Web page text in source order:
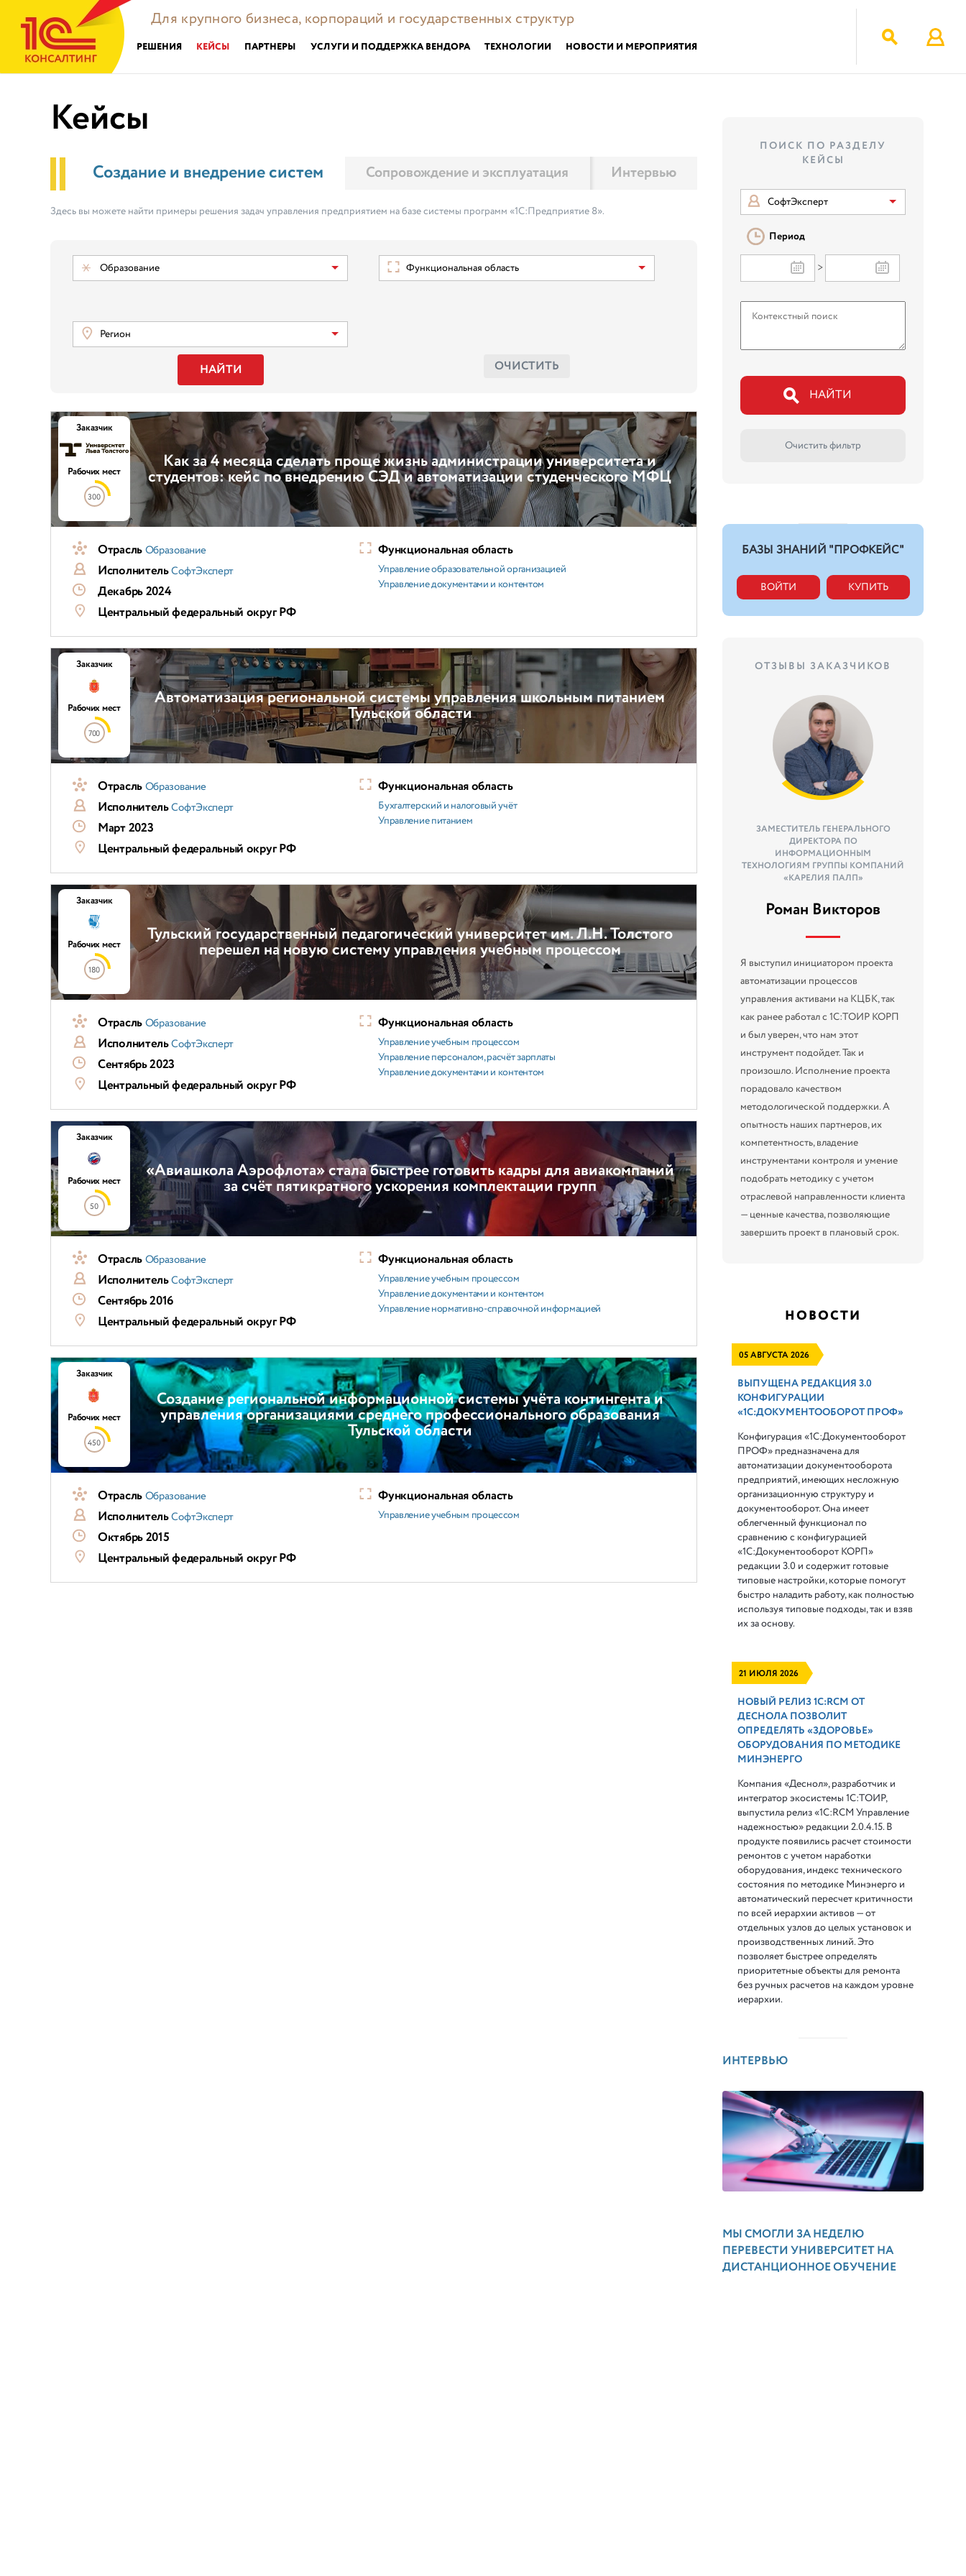
Для крупного бизнеса, корпораций и государственных структур
РЕШЕНИЯ КЕЙСЫ ПАРТНЕРЫ УСЛУГИ И ПОДДЕРЖКА ВЕНДОРА ТЕХНОЛОГИИ НОВОСТИ И МЕРОПРИЯТИЯ
Кейсы
Создание и внедрение систем Сопровождение и эксплуатация Интервью
Здесь вы можете найти примеры решения задач управления предприятием на базе системы программ «1С:Предприятие 8».
Образование
Регион
Функциональная область
НАЙТИ ОЧИСТИТЬ
Как за 4 месяца сделать проще жизнь администрации университета и
студентов: кейс по внедрению СЭД и автоматизации студенческого МФЦ
Заказчик
Рабочих мест
300
ОтрасльОбразование
ИсполнительСофтЭксперт
Декабрь 2024
Центральный федеральный округ РФ
Функциональная область
Управление образовательной организацией
Управление документами и контентом
Автоматизация региональной системы управления школьным питанием
Тульской области
Заказчик
Рабочих мест
700
ОтрасльОбразование
ИсполнительСофтЭксперт
Март 2023
Центральный федеральный округ РФ
Функциональная область
Бухгалтерский и налоговый учёт
Управление питанием
Тульский государственный педагогический университет им. Л.Н. Толстого
перешел на новую систему управления учебным процессом
Заказчик
Рабочих мест
180
ОтрасльОбразование
ИсполнительСофтЭксперт
Сентябрь 2023
Центральный федеральный округ РФ
Функциональная область
Управление учебным процессом
Управление персоналом, расчёт зарплаты
Управление документами и контентом
«Авиашкола Аэрофлота» стала быстрее готовить кадры для авиакомпаний
за счёт пятикратного ускорения комплектации групп
Заказчик
Рабочих мест
50
ОтрасльОбразование
ИсполнительСофтЭксперт
Сентябрь 2016
Центральный федеральный округ РФ
Функциональная область
Управление учебным процессом
Управление документами и контентом
Управление нормативно-справочной информацией
Создание региональной информационной системы учёта контингента и
управления организациями среднего профессионального образования
Тульской области
Заказчик
Рабочих мест
450
ОтрасльОбразование
ИсполнительСофтЭксперт
Октябрь 2015
Центральный федеральный округ РФ
Функциональная область
Управление учебным процессом
ПОИСК ПО РАЗДЕЛУ
КЕЙСЫ
СофтЭксперт
Период
>
НАЙТИ
Очистить фильтр
БАЗЫ ЗНАНИЙ "ПРОФКЕЙС"
ВОЙТИ КУПИТЬ
ОТЗЫВЫ ЗАКАЗЧИКОВ
ЗАМЕСТИТЕЛЬ ГЕНЕРАЛЬНОГО
ДИРЕКТОРА ПО
ИНФОРМАЦИОННЫМ
ТЕХНОЛОГИЯМ ГРУППЫ КОМПАНИЙ
«КАРЕЛИЯ ПАЛП»
Роман Викторов
Я выступил инициатором проекта
автоматизации процессов
управления активами на КЦБК, так
как ранее работал с 1С:ТОИР КОРП
и был уверен, что нам этот
инструмент подойдет. Так и
произошло. Исполнение проекта
порадовало качеством
методологической поддержки. А
опытность наших партнеров, их
компетентность, владение
инструментами контроля и умение
подобрать методику с учетом
отраслевой направленности клиента
— ценные качества, позволяющие
завершить проект в плановый срок.
НОВОСТИ
05 АВГУСТА 2026
ВЫПУЩЕНА РЕДАКЦИЯ 3.0
КОНФИГУРАЦИИ
«1С:ДОКУМЕНТООБОРОТ ПРОФ»
Конфигурация «1С:Документооборот
ПРОФ» предназначена для
автоматизации документооборота
предприятий, имеющих несложную
организационную структуру и
документооборот. Она имеет
облегченный функционал по
сравнению с конфигурацией
«1С:Документооборот КОРП»
редакции 3.0 и содержит готовые
типовые настройки, которые помогут
быстро наладить работу, как полностью
используя типовые подходы, так и взяв
их за основу.
21 ИЮЛЯ 2026
НОВЫЙ РЕЛИЗ 1С:RCM ОТ
ДЕСНОЛА ПОЗВОЛИТ
ОПРЕДЕЛЯТЬ «ЗДОРОВЬЕ»
ОБОРУДОВАНИЯ ПО МЕТОДИКЕ
МИНЭНЕРГО
Компания «Деснол», разработчик и
интегратор экосистемы 1С:ТОИР,
выпустила релиз «1С:RCM Управление
надежностью» редакции 2.0.4.15. В
продукте появились расчет стоимости
ремонтов с учетом наработки
оборудования, индекс технического
состояния по методике Минэнерго и
автоматический пересчет критичности
по всей иерархии активов — от
отдельных узлов до целых установок и
производственных линий. Это
позволяет быстрее определять
приоритетные объекты для ремонта
без ручных расчетов на каждом уровне
иерархии.
ИНТЕРВЬЮ
МЫ СМОГЛИ ЗА НЕДЕЛЮ
ПЕРЕВЕСТИ УНИВЕРСИТЕТ НА
ДИСТАНЦИОННОЕ ОБУЧЕНИЕ